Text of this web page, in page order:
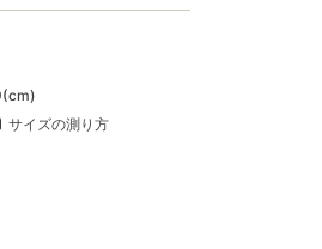
サイズの測り方